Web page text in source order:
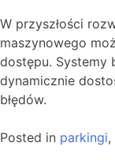
W przyszłości
maszynowego
dostępu. Systemy
dynamicznie
błędów.
Posted in parkingi,